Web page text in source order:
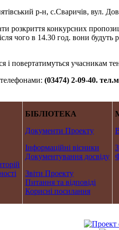
р-н, с.Сваричів, вул.
конкурсних
чого в 14.30 год. вони будуть
і повертатимуться учасникам
(03474) 2-09-40.
БІБЛІОТЕКА
Документи Проекту
Інформаційні вісники
Документування досвіду
Звіти Проекту
Питання та відповіді
Корисні посилання